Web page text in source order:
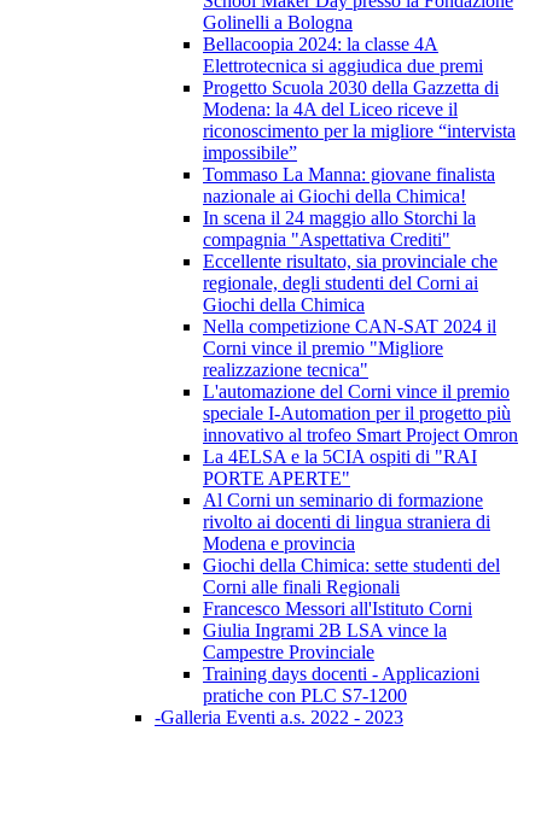
Golinelli a Bologna
Bellacoopia 2024: la classe 4A
Elettrotecnica si aggiudica due premi
Progetto Scuola 2030 della Gazzetta di
Modena: la 4A del Liceo riceve il
riconoscimento per la migliore “intervista
impossibile”
Tommaso La Manna: giovane finalista
nazionale ai Giochi della Chimica!
In scena il 24 maggio allo Storchi la
compagnia "Aspettativa Crediti"
Eccellente risultato, sia provinciale che
regionale, degli studenti del Corni ai
Giochi della Chimica
Nella competizione CAN-SAT 2024 il
Corni vince il premio "Migliore
realizzazione tecnica"
L'automazione del Corni vince il premio
speciale I-Automation per il progetto più
innovativo al trofeo Smart Project Omron
La 4ELSA e la 5CIA ospiti di "RAI
PORTE APERTE"
Al Corni un seminario di formazione
rivolto ai docenti di lingua straniera di
Modena e provincia
Giochi della Chimica: sette studenti del
Corni alle finali Regionali
Francesco Messori all'Istituto Corni
Giulia Ingrami 2B LSA vince la
Campestre Provinciale
Training days docenti - Applicazioni
pratiche con PLC S7-1200
-Galleria Eventi a.s. 2022 - 2023